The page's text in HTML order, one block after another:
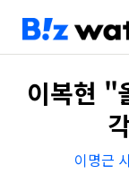
이복현 "
이명근